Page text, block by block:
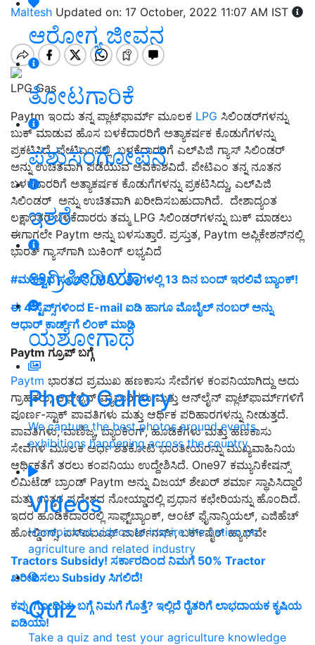
ಆರೋಗ್ಯ ಜೀವನ
ತೋಟಗಾರಿಕೆ
ಪಶುಸಂಗೋಪನೆ
ಇತರೆ
ಅಗ್ರಿಪೀಡಿಯಾ
ಯಶೋಗಾಥೆ
Photo Gallery
We capture the best photos around events,
exhibitions happening across the country
Videos
Handpicked videos to inspire the nation on
agriculture and related industry
Quiz
Take a quiz and test your agriculture knowledge
Maltesh Updated on: 17 October, 2022 11:07 AM IST
LPG Gas
Paytm ಇಂದು ತನ್ನ ಪ್ಲಾಟ್‌ಫಾರ್ಮ್ ಮೂಲಕ LPG ಸಿಲಿಂಡರ್‌ಗಳನ್ನು
ಬುಕ್ ಮಾಡುವ ಹೊಸ ಬಳಕೆದಾರರಿಗೆ ಅತ್ಯಾಕರ್ಷಕ ಕೊಡುಗೆಗಳನ್ನು
ಪ್ರಕಟಿಸಿದೆ. ಪೇಟಿಎಂನಲ್ಲಿ ಬಳಕೆದಾರರಿಗೆ ಎಲ್‌ಪಿಜಿ ಗ್ಯಾಸ್ ಸಿಲಿಂಡರ್
ಅನ್ನು ಉಚಿತವಾಗಿ ಪಡೆಯುವ ಅವಕಾಶವಿದೆ. ಪೇಟಿಎಂ ತನ್ನ ನೂತನ
ಬಳಕೆದಾರರಿಗೆ ಅತ್ಯಾಕರ್ಷಕ ಕೊಡುಗೆಗಳನ್ನು ಪ್ರಕಟಿಸಿದ್ದು, ಎಲ್‌ಪಿಜಿ
ಸಿಲಿಂಡರ್ ಅನ್ನು ಉಚಿತವಾಗಿ ಖರೀದಿಸಬಹುದಾಗಿದೆ. ದೇಶಾದ್ಯಂತ
ಲಕ್ಷಾಂತರ ಬಳಕೆದಾರರು ತಮ್ಮ LPG ಸಿಲಿಂಡರ್‌ಗಳನ್ನು ಬುಕ್ ಮಾಡಲು
ಈಗಾಗಲೇ Paytm ಅನ್ನು ಬಳಸುತ್ತಾರೆ. ಪ್ರಸ್ತುತ, Paytm ಅಪ್ಲಿಕೇಶನ್‌ನಲ್ಲಿ
ಭಾರತ್ ಗ್ಯಾಸ್‌ಗಾಗಿ ಬುಕಿಂಗ್ ಲಭ್ಯವಿದೆ
#ಮಹತ್ವದ ಸೂಚನೆ; MAY ತಿಂಗಳಲ್ಲಿ 13 ದಿನ ಬಂದ್ ಇರಲಿವೆ ಬ್ಯಾಂಕ್!
ಈ 4 ಸ್ಟೆಪ್ಸ್‌ಗಳಿಂದ E-mail ಐಡಿ ಹಾಗೂ ಮೊಬೈಲ್‌ ನಂಬರ್‌ ಅನ್ನು
ಆಧಾರ್‌ ಕಾರ್ಡ್‌ಗೆ ಲಿಂಕ್‌ ಮಾಡಿ
Paytm ಗ್ರೂಪ್ ಬಗ್ಗೆ
Paytm ಭಾರತದ ಪ್ರಮುಖ ಹಣಕಾಸು ಸೇವೆಗಳ ಕಂಪನಿಯಾಗಿದ್ದು ಅದು
ಗ್ರಾಹಕರು, ಆಫ್‌ಲೈನ್ ವ್ಯಾಪಾರಿಗಳು ಮತ್ತು ಆನ್‌ಲೈನ್ ಪ್ಲಾಟ್‌ಫಾರ್ಮ್‌ಗಳಿಗೆ
ಪೂರ್ಣ-ಸ್ಟಾಕ್ ಪಾವತಿಗಳು ಮತ್ತು ಆರ್ಥಿಕ ಪರಿಹಾರಗಳನ್ನು ನೀಡುತ್ತದೆ.
ಪಾವತಿಗಳು, ವಾಣಿಜ್ಯ, ಬ್ಯಾಂಕಿಂಗ್, ಹೂಡಿಕೆಗಳು ಮತ್ತು ಹಣಕಾಸು
ಸೇವೆಗಳ ಮೂಲಕ ಅರ್ಧ ಶತಕೋಟಿ ಭಾರತೀಯರನ್ನು ಮುಖ್ಯವಾಹಿನಿಯ
ಆರ್ಥಿಕತೆಗೆ ತರಲು ಕಂಪನಿಯು ಉದ್ದೇಶಿಸಿದೆ. One97 ಕಮ್ಯುನಿಕೇಷನ್ಸ್
ಲಿಮಿಟೆಡ್ ಬ್ರಾಂಡ್ Paytm ಅನ್ನು ವಿಜಯ್ ಶೇಖರ್ ಶರ್ಮಾ ಸ್ಥಾಪಿಸಿದ್ದಾರೆ
ಮತ್ತು ಉತ್ತರ ಪ್ರದೇಶದ ನೋಯ್ಡಾದಲ್ಲಿ ಪ್ರಧಾನ ಕಛೇರಿಯನ್ನು ಹೊಂದಿದೆ.
ಇದರ ಹೂಡಿಕೆದಾರರಲ್ಲಿ ಸಾಫ್ಟ್‌ಬ್ಯಾಂಕ್, ಆಂಟ್ ಫೈನಾನ್ಶಿಯಲ್, ಎಜಿಹೆಚ್
ಹೋಲ್ಡಿಂಗ್ಸ್, ಎಸ್‌ಎಐಎಫ್ ಪಾರ್ಟ್‌ನರ್ಸ್, ಬರ್ಕ್‌ಷೈರ್ ಹ್ಯಾಥ್‌ವೇ
Tractors Subsidy! ಸರ್ಕಾರದಿಂದ ನಿಮಗೆ 50% Tractor
ಖರೀದಿಸಲು Subsidy ಸಿಗಲಿದೆ!
ಕಪ್ಪು ಗೋಧಿಯ ಬಗ್ಗೆ ನಿಮಗೆ ಗೊತ್ತೆ? ಇಲ್ಲಿದೆ ರೈತರಿಗೆ ಲಾಭದಾಯಕ ಕೃಷಿಯ
ಐಡಿಯಾ!